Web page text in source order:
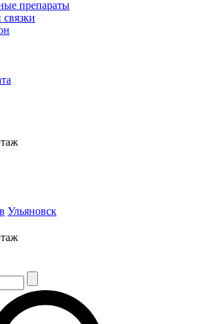
препараты
Ульяновск